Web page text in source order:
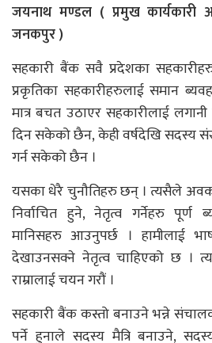
जयनाथ मण्डल ( प्रमुख कार्यकारी
जनकपुर )
सहकारी बैंक सवै प्रदेशका
प्रकृतिका सहकारीहरुलाई समान
मात्र बचत उठाएर सहकारीलाई
दिन सकेको छैन, केही वर्षदेखि सदस्य
गर्न सकेको छैन ।
यसका धेरै चुनौतिहरु छन् । त्यसैले
निर्वाचित हुने, नेतृत्व गर्नेहरु
मानिसहरु आउनुपर्छ । हामीलाई
देखाउनसक्ने नेतृत्व चाहिएको छ ।
राम्रालाई चयन गरौं ।
सहकारी बैंक कस्तो बनाउने भन्ने
पर्ने हुनाले सदस्य मैत्रि बनाउने,